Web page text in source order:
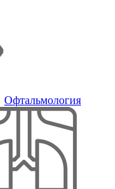
Офтальмология